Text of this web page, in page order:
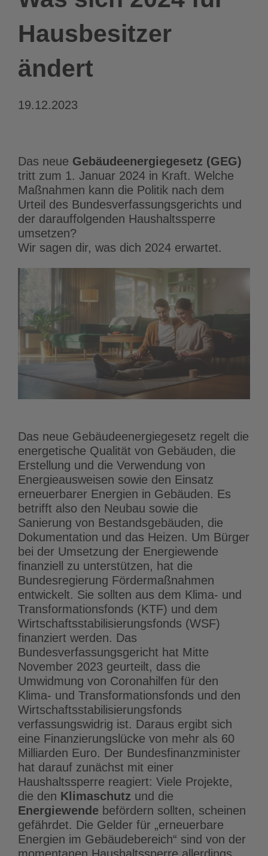
Hausbesitzer
ändert
19.12.2023
Das neue Gebäudeenergiegesetz (GEG)
tritt zum 1. Januar 2024 in Kraft. Welche
Maßnahmen kann die Politik nach dem
Urteil des Bundesverfassungsgerichts und
der darauffolgenden Haushaltssperre
umsetzen?
Wir sagen dir, was dich 2024 erwartet.
Das neue Gebäudeenergiegesetz regelt die
energetische Qualität von Gebäuden, die
Erstellung und die Verwendung von
Energieausweisen sowie den Einsatz
erneuerbarer Energien in Gebäuden. Es
betrifft also den Neubau sowie die
Sanierung von Bestandsgebäuden, die
Dokumentation und das Heizen. Um Bürger
bei der Umsetzung der Energiewende
finanziell zu unterstützen, hat die
Bundesregierung Fördermaßnahmen
entwickelt. Sie sollten aus dem Klima- und
Transformationsfonds (KTF) und dem
Wirtschaftsstabilisierungsfonds (WSF)
finanziert werden. Das
Bundesverfassungsgericht hat Mitte
November 2023 geurteilt, dass die
Umwidmung von Coronahilfen für den
Klima- und Transformationsfonds und den
Wirtschaftsstabilisierungsfonds
verfassungswidrig ist. Daraus ergibt sich
eine Finanzierungslücke von mehr als 60
Milliarden Euro. Der Bundesfinanzminister
hat darauf zunächst mit einer
Haushaltssperre reagiert: Viele Projekte,
die den Klimaschutz und die
Energiewende befördern sollten, scheinen
gefährdet. Die Gelder für „erneuerbare
Energien im Gebäudebereich“ sind von der
momentanen Haushaltssperre allerdings